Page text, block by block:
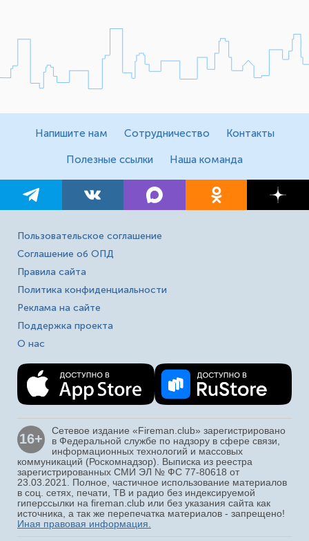
Напишите нам Сотрудничество Контакты
Полезные ссылки Наша команда
Пользовательское соглашение
Соглашение об ОПД
Правила сайта
Политика конфиденциальности
Реклама на сайте
Поддержка проекта
О нас
16+
Сетевое издание «Fireman.club» зарегистрировано
в Федеральной службе по надзору в сфере связи,
информационных технологий и массовых
коммуникаций (Роскомнадзор). Выписка из реестра
зарегистрированных СМИ ЭЛ № ФС 77-80618 от
23.03.2021. Полное, частичное использование материалов
в соц. сетях, печати, ТВ и радио без индексируемой
гиперссылки на fireman.club или без указания сайта как
источника, а так же перепечатка материалов - запрещено!
Иная правовая информация.